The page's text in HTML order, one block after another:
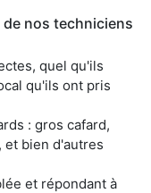
nos techniciens
quel qu'ils
qu'ils ont pris
: gros cafard,
et bien d'autres
et répondant à